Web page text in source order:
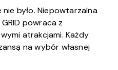
nie było. Niepowtarzalna
powraca z
atrakcjami. Każdy
na wybór własnej